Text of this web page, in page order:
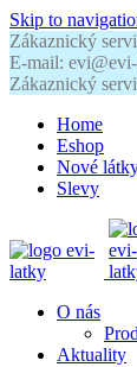
Skip to
Zákaznický
E-mail:
Zákaznický
Home
Eshop
Nové
Slevy
O nás
Aktuality